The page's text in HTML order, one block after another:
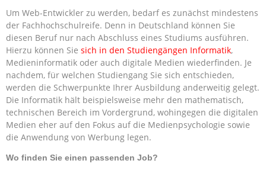
Um Web-Entwickler zu werden, bedarf es zunächst mindestens
der Fachhochschulreife. Denn in Deutschland können Sie
diesen Beruf nur nach Abschluss eines Studiums ausführen.
Hierzu können Sie sich in den Studiengängen Informatik,
Medieninformatik oder auch digitale Medien wiederfinden. Je
nachdem, für welchen Studiengang Sie sich entschieden,
werden die Schwerpunkte Ihrer Ausbildung anderweitig gelegt.
Die Informatik hält beispielsweise mehr den mathematisch,
technischen Bereich im Vordergrund, wohingegen die digitalen
Medien eher auf den Fokus auf die Medienpsychologie sowie
die Anwendung von Werbung legen.
Wo finden Sie einen passenden Job?